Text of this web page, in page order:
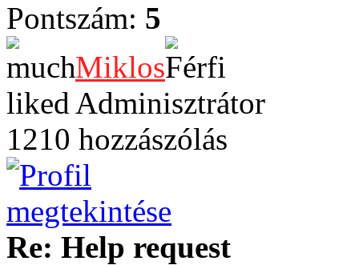
Pontszám: 5
Miklos
Adminisztrátor
1210 hozzászólás
Re: Help request